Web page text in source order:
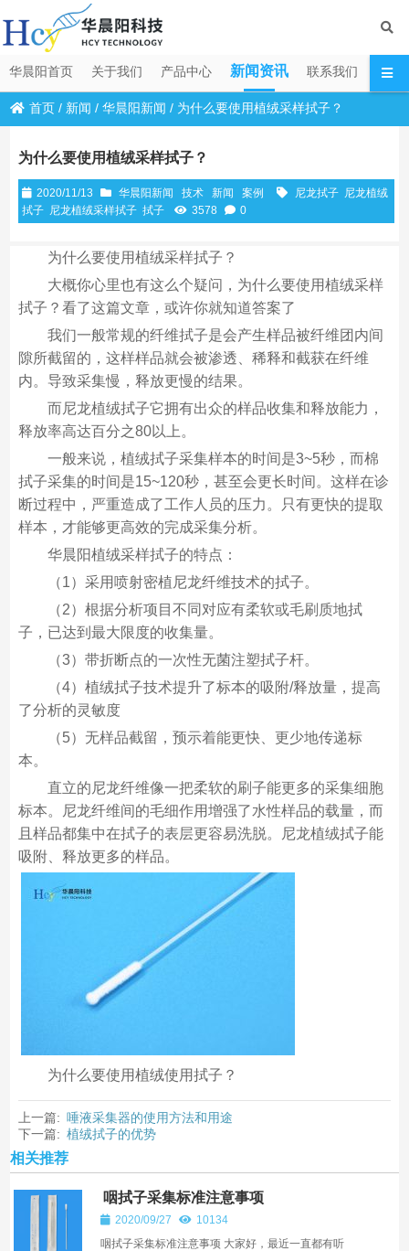
华晨阳首页 关于我们 产品中心 新闻资讯 联系我们
首页 / 新闻 /华晨阳新闻 / 为什么要使用植绒采样拭子？
为什么要使用植绒采样拭子？
2020/11/13 华晨阳新闻 技术 新闻 案例 尼龙拭子 尼龙植绒
拭子 尼龙植绒采样拭子 拭子 3578 0
为什么要使用植绒采样拭子？
大概你心里也有这么个疑问，为什么要使用植绒采样
拭子？看了这篇文章，或许你就知道答案了
我们一般常规的纤维拭子是会产生样品被纤维团内间
隙所截留的，这样样品就会被渗透、稀释和截获在纤维
内。导致采集慢，释放更慢的结果。
而尼龙植绒拭子它拥有出众的样品收集和释放能力，
释放率高达百分之80以上。
一般来说，植绒拭子采集样本的时间是3~5秒，而棉
拭子采集的时间是15~120秒，甚至会更长时间。这样在诊
断过程中，严重造成了工作人员的压力。只有更快的提取
样本，才能够更高效的完成采集分析。
华晨阳植绒采样拭子的特点：
（1）采用喷射密植尼龙纤维技术的拭子。
（2）根据分析项目不同对应有柔软或毛刷质地拭
子，已达到最大限度的收集量。
（3）带折断点的一次性无菌注塑拭子杆。
（4）植绒拭子技术提升了标本的吸附/释放量，提高
了分析的灵敏度
（5）无样品截留，预示着能更快、更少地传递标
本。
直立的尼龙纤维像一把柔软的刷子能更多的采集细胞
标本。尼龙纤维间的毛细作用增强了水性样品的载量，而
且样品都集中在拭子的表层更容易洗脱。尼龙植绒拭子能
吸附、释放更多的样品。
为什么要使用植绒使用拭子？
上一篇: 唾液采集器的使用方法和用途
下一篇: 植绒拭子的优势
相关推荐
咽拭子采集标准注意事项
2020/09/27
10134
咽拭子采集标准注意事项 大家好，最近一直都有听